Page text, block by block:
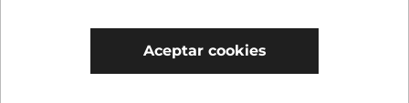
Aceptar cookies